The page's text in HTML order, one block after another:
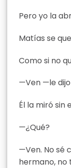
Pero yo la
Matías se
Como si no
—Ven —le
Él la miró sin
—¿Qué?
—Ven. No sé
hermano, no